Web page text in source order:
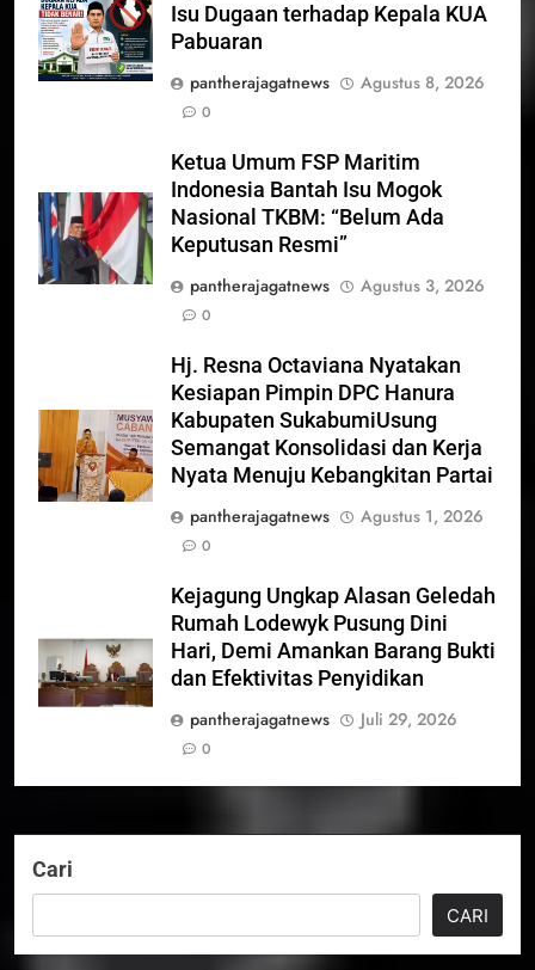
Isu Dugaan terhadap Kepala KUA
Pabuaran
pantherajagatnews
Agustus 8, 2026
0
Ketua Umum FSP Maritim
Indonesia Bantah Isu Mogok
Nasional TKBM: “Belum Ada
Keputusan Resmi”
pantherajagatnews
Agustus 3, 2026
0
Hj. Resna Octaviana Nyatakan
Kesiapan Pimpin DPC Hanura
Kabupaten SukabumiUsung
Semangat Konsolidasi dan Kerja
Nyata Menuju Kebangkitan Partai
pantherajagatnews
Agustus 1, 2026
0
Kejagung Ungkap Alasan Geledah
Rumah Lodewyk Pusung Dini
Hari, Demi Amankan Barang Bukti
dan Efektivitas Penyidikan
pantherajagatnews
Juli 29, 2026
0
Cari
CARI